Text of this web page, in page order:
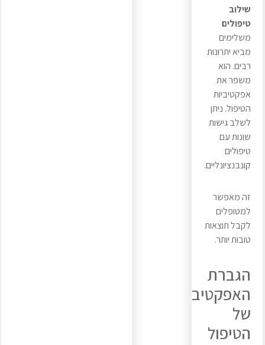
שילוב
טיפולים
משלימים
מביא יתרונות
רבים. הוא
משפר את
אפקטיביות
הטיפול. ניתן
לשלב גישות
שונות עם
טיפולים
קונבנציונליים.
זה מאפשר
למטופלים
לקבל תוצאות
טובות יותר.
הגברת
האפקטיביות
של
הטיפול